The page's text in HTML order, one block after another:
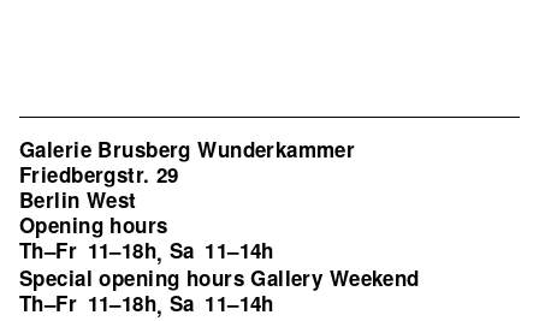
Galerie Brusberg Wunderkammer
Friedbergstr. 29
Berlin West
Opening hours
Th–Fr 11–18h, Sa 11–14h
Special opening hours Gallery Weekend
Th–Fr 11–18h, Sa 11–14h